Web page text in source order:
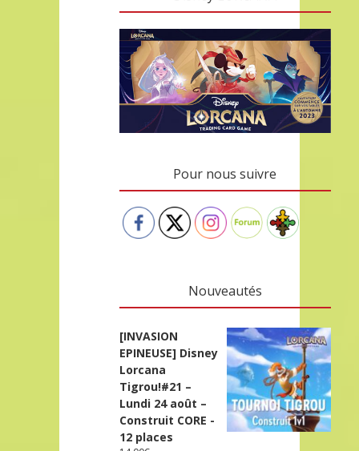
Pour nous suivre
Nouveautés
[INVASION
EPINEUSE] Disney
Lorcana
Tigrou!#21 –
Lundi 24 août –
Construit CORE -
12 places